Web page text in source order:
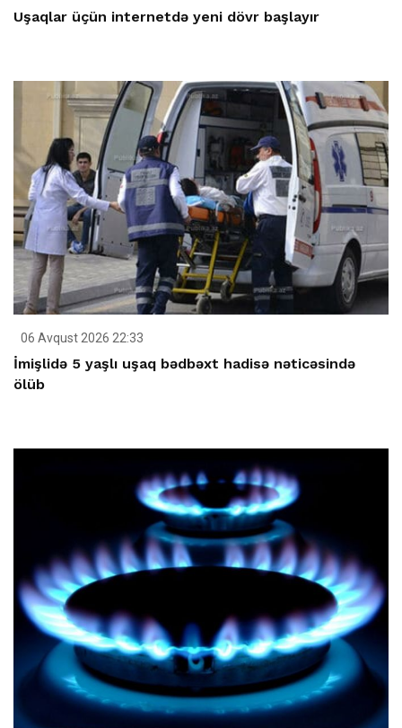
Uşaqlar üçün internetdə yeni dövr başlayır
06 Avqust 2026 22:33
İmişlidə 5 yaşlı uşaq bədbəxt hadisə nəticəsində
ölüb